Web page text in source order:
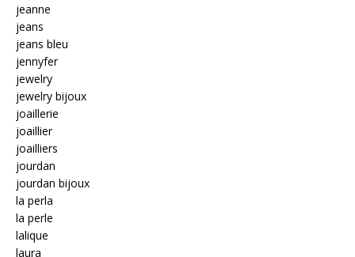
jeanne
jeans
jeans bleu
jennyfer
jewelry
jewelry bijoux
joaillerie
joaillier
joailliers
jourdan
jourdan bijoux
la perla
la perle
lalique
laura